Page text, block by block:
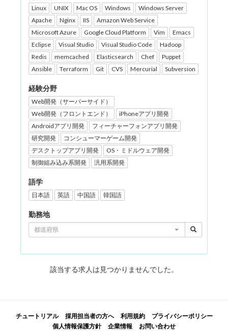
Linux UNIX Mac OS Windows
Windows Server
Apache
Nginx IIS
Amazon Web Service
Microsoft Azure
Google Cloud Platform Vim
Emacs
Eclipse
Visual Studio Visual Studio Code
Hadoop
Redis
memcached Elasticsearch Chef
Puppet
Ansible
Terraform Git CVS Mercurial Subversion
経験分野
Web開発（サーバーサイド）
Web開発（フロントエンド）
iPhoneアプリ開発
Androidアプリ開発
フィーチャーフォンアプリ開発
研究開発
コンシューマーゲーム開発
デスクトップアプリ開発
OS・ミドルウェア開発
制御組み込み系開発
汎用系開発
語学
日本語 英語 中国語 韓国語
勤務地
都道府県
該当する求人は見つかりませんでした。
チュートリアル 採用担当者の方へ 利用規約
プライバシーポリシー
個人情報保護方針
企業情報 お問い合わせ